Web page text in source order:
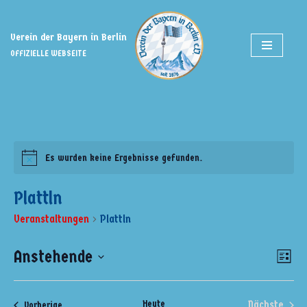
Zum
Inhalt
Verein der Bayern in Berlin
OFFIZIELLE WEBSEITE
Es wurden keine Ergebnisse gefunden.
Plattln
Veranstaltungen Plattln
Liste
Anstehende
Veranstaltungen Heute